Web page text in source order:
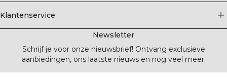
Klantenservice
Newsletter
Schrijf je voor onze nieuwsbrief! Ontvang exclusieve
aanbiedingen, ons laatste nieuws en nog veel meer.